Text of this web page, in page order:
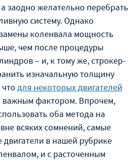
заодно желательно перебрать
систему. Однако
коленвала мощность
чем после процедуры
– и, к тому же, строкер-
изначальную толщину
для некоторых двигателей
важным фактором. Впрочем,
оба метода на
всяких сомнений, самые
в нашей рубрике
и с расточенным